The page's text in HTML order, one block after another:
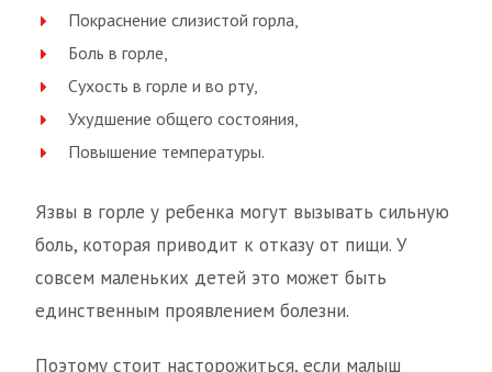
Покраснение слизистой горла,
Боль в горле,
Сухость в горле и во рту,
Ухудшение общего состояния,
Повышение температуры.
Язвы в горле у ребенка могут вызывать сильную
боль, которая приводит к отказу от пищи. У
совсем маленьких детей это может быть
единственным проявлением болезни.
Поэтому стоит насторожиться, если малыш